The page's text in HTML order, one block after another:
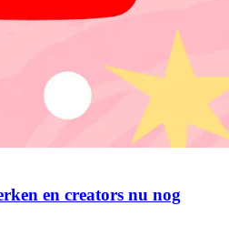
en creators nu nog